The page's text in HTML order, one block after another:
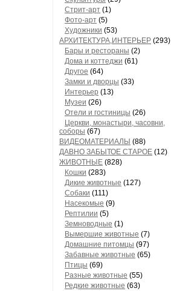
Стрит-арт (1)
Фото-арт (5)
Художники (53)
АРХИТЕКТУРА,ИНТЕРЬЕР (293)
Бары и рестораны (2)
Дома и коттеджи (61)
Другое (64)
Замки и дворцы (33)
Интерьер (13)
Музеи (26)
Отели и гостиницы (26)
Церкви, монастыри, часовни,
соборы (67)
ВИДЕОМАТЕРИАЛЫ (88)
ДАВНО ЗАБЫТОЕ СТАРОЕ (12)
ЖИВОТНЫЕ (828)
Кошки (283)
Дикие животные (127)
Собаки (111)
Насекомые (9)
Рептилии (5)
Земноводные (1)
Вымершие животные (7)
Домашние питомцы (97)
Забавные животные (65)
Птицы (69)
Разные животные (55)
Редкие животные (63)